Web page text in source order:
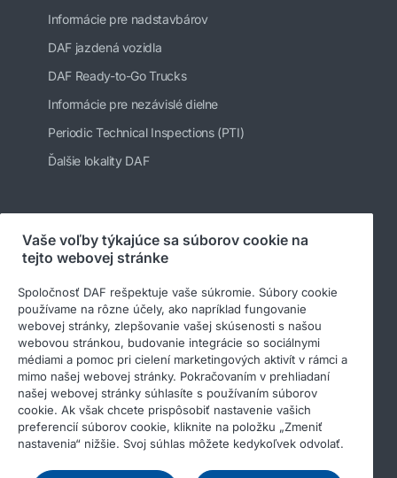
Informácie pre nadstavbárov
DAF jazdená vozidla
DAF Ready-to-Go Trucks
Informácie pre nezávislé dielne
Periodic Technical Inspections (PTI)
Ďalšie lokality DAF
Sledujte nás
© 2026 DAF
Právne upozornenie
Privacy statement
General conditions
Súbory cookies
Vaše voľby týkajúce sa súborov cookie na
tejto webovej stránke
Spoločnosť DAF rešpektuje vaše súkromie. Súbory cookie
používame na rôzne účely, ako napríklad fungovanie
webovej stránky, zlepšovanie vašej skúsenosti s našou
webovou stránkou, budovanie integrácie so sociálnymi
médiami a pomoc pri cielení marketingových aktivít v rámci a
mimo našej webovej stránky. Pokračovaním v prehliadaní
našej webovej stránky súhlasíte s používaním súborov
cookie. Ak však chcete prispôsobiť nastavenie vašich
preferencií súborov cookie, kliknite na položku „Zmeniť
nastavenia“ nižšie. Svoj súhlas môžete kedykoľvek odvolať.